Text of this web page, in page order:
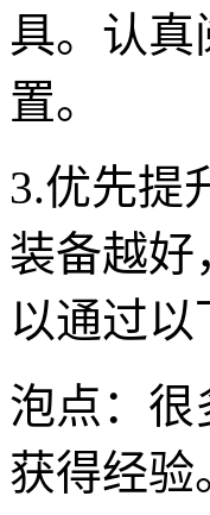
具。认真
置。
3.优先提
装备越好
以通过
泡点：很
获得经验